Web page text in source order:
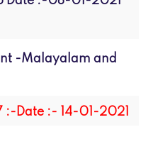
-Malayalam and
:-Date :- 14-01-2021